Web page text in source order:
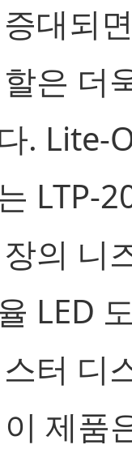
대되
은 더
. Lite-
LTP-
의 니
LED
터 디
제품